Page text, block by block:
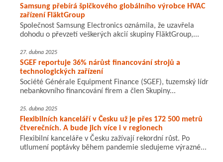
Samsung přebírá špičkového globálního výrobce HVAC
zařízení FläktGroup
Společnost Samsung Electronics oznámila, že uzavřela
dohodu o převzetí veškerých akcií skupiny FläktGroup,...
27. dubna 2025
SGEF reportuje 36% nárůst financování strojů a
technologických zařízení
Société Générale Equipment Finance (SGEF), tuzemský lídr
nebankovního financování firem a člen Skupiny...
25. dubna 2025
Flexibilních kanceláří v Česku už je přes 172 500 metrů
čtverečních. A bude jich více i v regionech
Flexibilní kanceláře v Česku zažívají rekordní růst. Po
utlumení poptávky během pandemie sledujeme výrazné...